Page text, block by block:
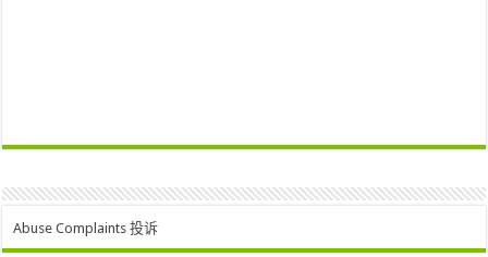
Abuse Complaints 投诉